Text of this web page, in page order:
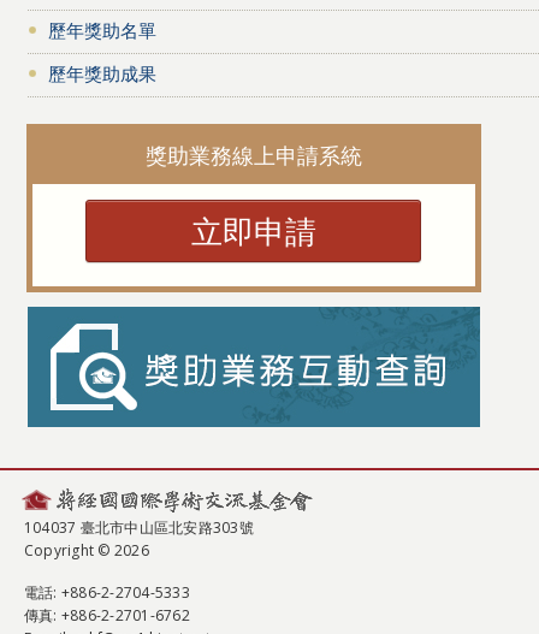
歷年獎助名單
歷年獎助成果
獎助業務線上申請系統
立即申請
104037 臺北市中山區北安路303號
Copyright © 2026
電話: +886-2-2704-5333
傳真: +886-2-2701-6762